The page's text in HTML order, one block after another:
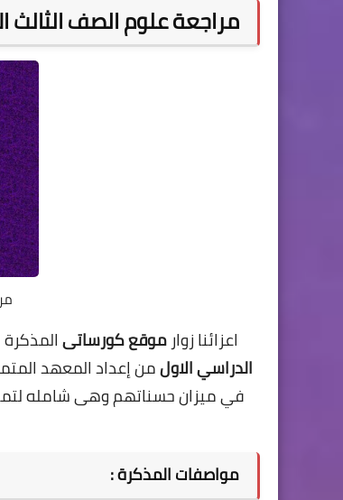
مراجعة علوم الصف الثالث
اعزائنا زوارموقع كورساتى
الدراسي الاولمن إعداد المعهد
في ميزان حسناتهم وهى شامله
مواصفات المذكرة :